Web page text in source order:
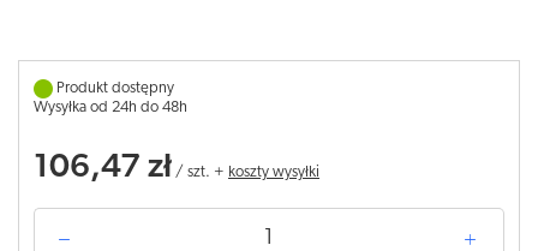
Produkt dostępny
Wysyłka od 24h do 48h
106,47 zł / szt. + koszty wysyłki